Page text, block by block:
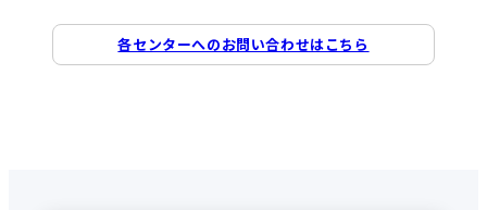
各センターへのお問い合わせはこちら